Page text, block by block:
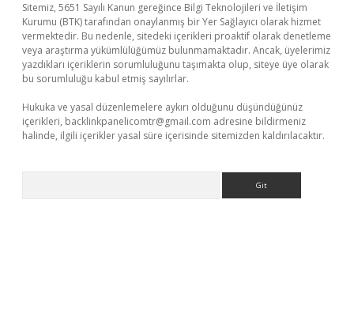
Sitemiz, 5651 Sayılı Kanun gereğince Bilgi Teknolojileri ve İletişim
Kurumu (BTK) tarafından onaylanmış bir Yer Sağlayıcı olarak hizmet
vermektedir. Bu nedenle, sitedeki içerikleri proaktif olarak denetleme
veya araştırma yükümlülüğümüz bulunmamaktadır. Ancak, üyelerimiz
yazdıkları içeriklerin sorumluluğunu taşımakta olup, siteye üye olarak
bu sorumluluğu kabul etmiş sayılırlar.
Hukuka ve yasal düzenlemelere aykırı olduğunu düşündüğünüz
içerikleri, backlinkpanelicomtr@gmail.com adresine bildirmeniz
halinde, ilgili içerikler yasal süre içerisinde sitemizden kaldırılacaktır.